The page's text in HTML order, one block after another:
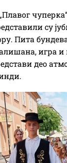
су
Пита
игра и
део